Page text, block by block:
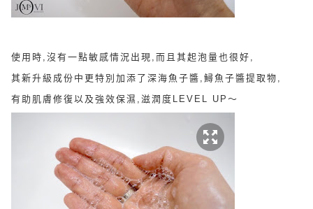
使用時,沒有一點敏感情況出現,而且其起泡量也很好,
其新升級成份中更特別加添了深海魚子醬,鱘魚子醬提取物,
有助肌膚修復以及強效保濕,滋潤度LEVEL UP～